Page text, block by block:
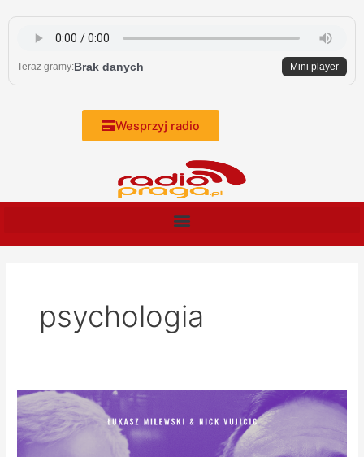
content
Teraz gramy:Brak danych Mini player
Wesprzyj radio
psychologia
MOC
BEZ
OGRANICZEŃ-